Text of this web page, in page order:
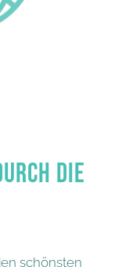
DIE
schönsten